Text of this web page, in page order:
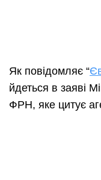
Як повідомляє “
йдеться в заяві
ФРН, яке цитує